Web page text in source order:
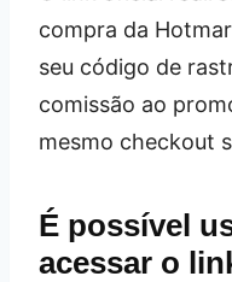
compra da
seu código de
comissão ao
mesmo checkout
É possível
acessar o